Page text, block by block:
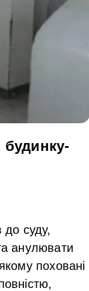
до суду,
анулювати
поховані